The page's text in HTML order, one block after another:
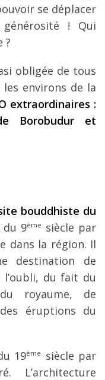
se déplacer
! Qui
?
obligée de tous
environs de la
extraordinaires :
Borobudur et
bouddhiste du
du 9ème siècle par
dans la région. Il
destination de
du fait du
royaume, de
éruptions du
19ème
siècle par
L’architecture